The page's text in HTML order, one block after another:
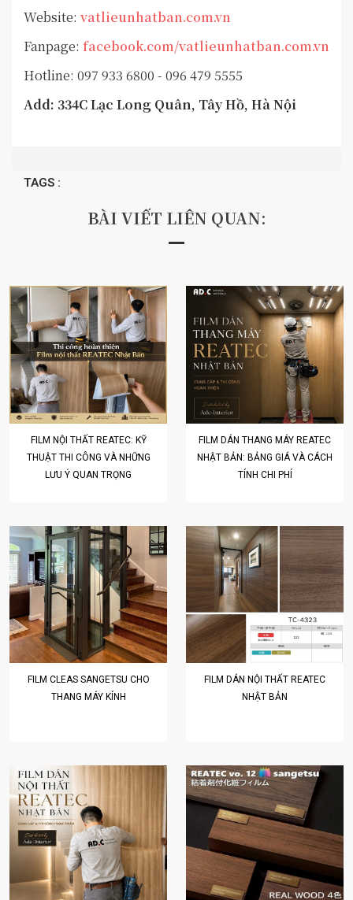
Website: vatlieunhatban.com.vn
Fanpage: facebook.com/vatlieunhatban.com.vn
Hotline: 097 933 6800 - 096 479 5555
Add: 334C Lạc Long Quân, Tây Hồ, Hà Nội
TAGS :
BÀI VIẾT LIÊN QUAN:
FILM NỘI THẤT REATEC: KỸ
THUẬT THI CÔNG VÀ NHỮNG
LƯU Ý QUAN TRỌNG
FILM DÁN THANG MÁY REATEC
NHẬT BẢN: BẢNG GIÁ VÀ CÁCH
TÍNH CHI PHÍ
FILM CLEAS SANGETSU CHO
THANG MÁY KÍNH
FILM DÁN NỘI THẤT REATEC
NHẬT BẢN